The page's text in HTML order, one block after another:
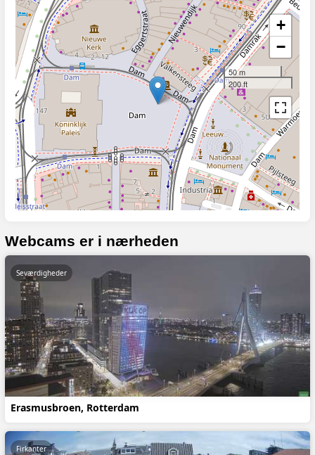
+
−
50 m
200 ft
Webcams er i nærheden
Erasmusbroen, Rotterdam
Seværdigheder
Firkanter